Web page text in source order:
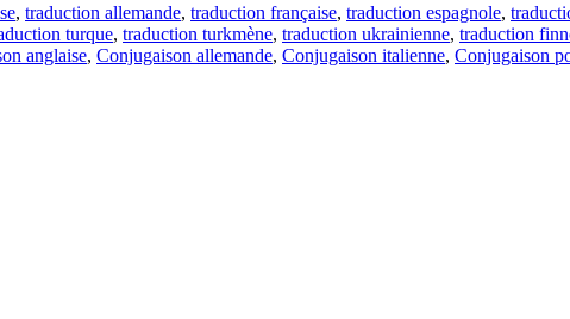
, traduction allemande, traduction française, traduction espagnole,
turque, traduction turkmène, traduction ukrainienne, traduction
anglaise, Conjugaison allemande, Conjugaison italienne, Conjugaison